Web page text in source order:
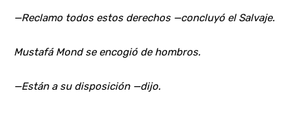
—Reclamo todos estos derechos —concluyó el Salvaje.
Mustafá Mond se encogió de hombros.
—Están a su disposición —dijo.